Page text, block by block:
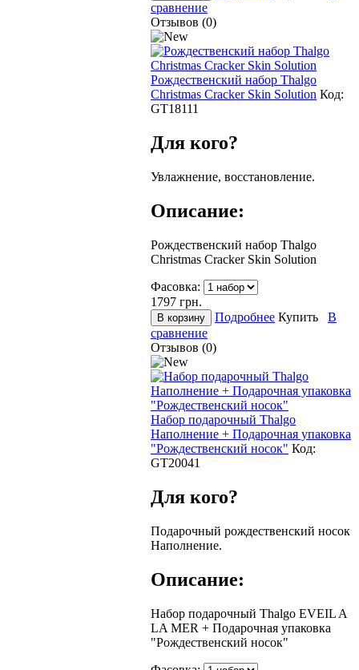
сравнение
Отзывов (0)
Рождественский набор Thalgo
Christmas Cracker Skin Solution Код:
GT18111
Для кого?
Увлажнение, восстановление.
Описание:
Рождественский набор Thalgo
Christmas Cracker Skin Solution
Фасовка:
1797 грн.
Подробнее Купить
В
сравнение
Отзывов (0)
Набор подарочный Thalgo
Наполнение + Подарочная упаковка
"Рождественский носок" Код:
GT20041
Для кого?
Подарочный рождественский носок
Наполнение.
Описание:
Набор подарочный Thalgo EVEIL A
LA MER + Подарочная упаковка
"Рождественский носок"